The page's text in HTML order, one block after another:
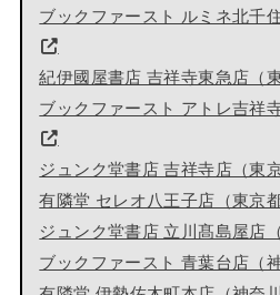
ブックファースト ルミネ北千
紀伊國屋書店 吉祥寺東急店（
ブックファースト アトレ吉祥
ジュンク堂書店 吉祥寺店（東
有隣堂 セレオ八王子店（東京
ジュンク堂書店 立川髙島屋店
ブックファースト 青葉台店（